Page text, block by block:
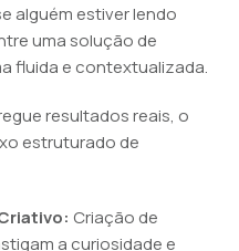
alguém estiver lendo
uma solução de
fluida e contextualizada.
resultados reais, o
estruturado de
Criação de
a curiosidade e